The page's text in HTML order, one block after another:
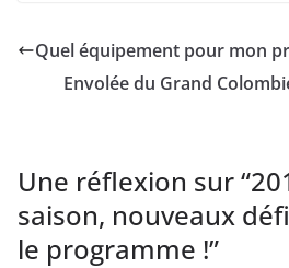
Quel équipement pour mon
Envolée du Grand
Une réflexion sur “
saison, nouveaux
le programme !”